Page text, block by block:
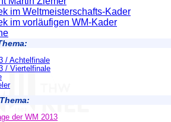
im Weltmeisterschafts-Kader
im vorläufigen WM-Kader
/ Achtelfinale
/ Viertelfinale
der WM 2013